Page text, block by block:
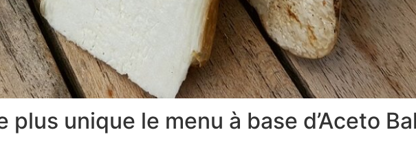
unique le menu à base d’Aceto